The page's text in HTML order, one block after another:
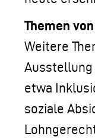
Themen
Weitere
Ausstellung
etwa
soziale